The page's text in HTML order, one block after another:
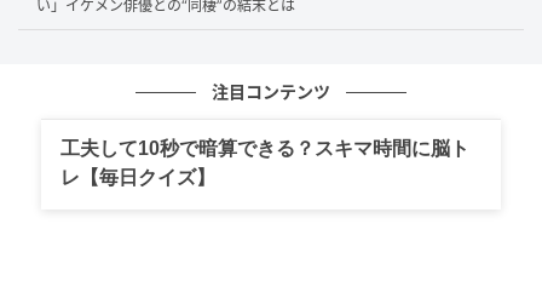
(C)AbemaTV, Inc.
い」イケメン俳優との“同棲”の結末とは
注目コンテンツ
工夫して10秒で暗算できる？スキマ時間に脳ト
レ【毎日クイズ】